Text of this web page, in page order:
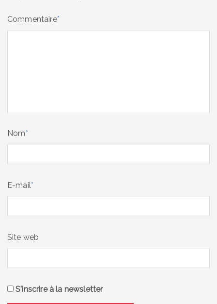
Commentaire*
Nom*
E-mail*
Site web
S'inscrire à la newsletter